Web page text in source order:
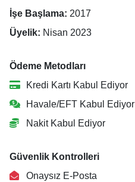
İşe Başlama: 2017
Üyelik: Nisan 2023
Ödeme Metodları
Kredi Kartı Kabul Ediyor
Havale/EFT Kabul Ediyor
Nakit Kabul Ediyor
Güvenlik Kontrolleri
Onaysız E-Posta